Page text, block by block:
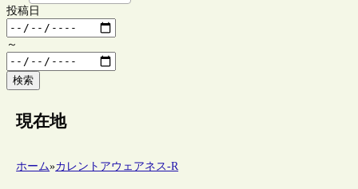
投稿日
～
検索
現在地
ホーム»カレントアウェアネス-R